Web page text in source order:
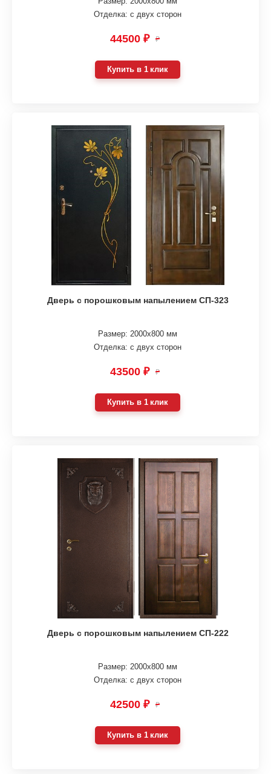
Отделка: с двух сторон
44500 ₽ ₽
Купить в 1 клик
Дверь с порошковым напылением СП-323
Размер: 2000х800 мм
Отделка: с двух сторон
43500 ₽ ₽
Купить в 1 клик
Дверь с порошковым напылением СП-222
Размер: 2000х800 мм
Отделка: с двух сторон
42500 ₽ ₽
Купить в 1 клик